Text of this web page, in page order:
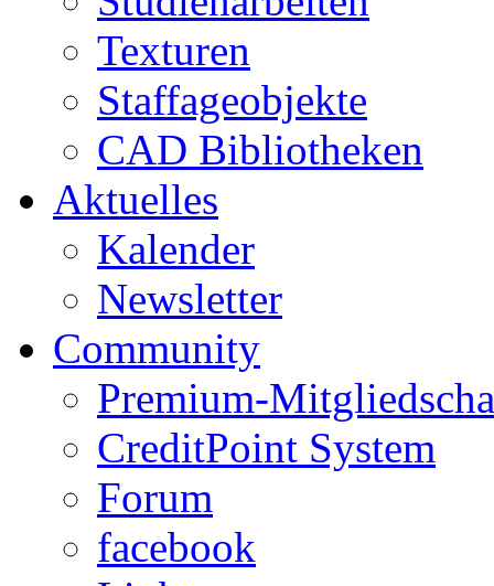
Texturen
Staffageobjekte
CAD Bibliotheken
Aktuelles
Kalender
Newsletter
Community
Premium-
CreditPoint System
Forum
facebook